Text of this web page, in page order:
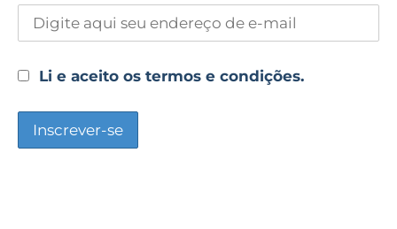
Li e aceito os termos e condições.